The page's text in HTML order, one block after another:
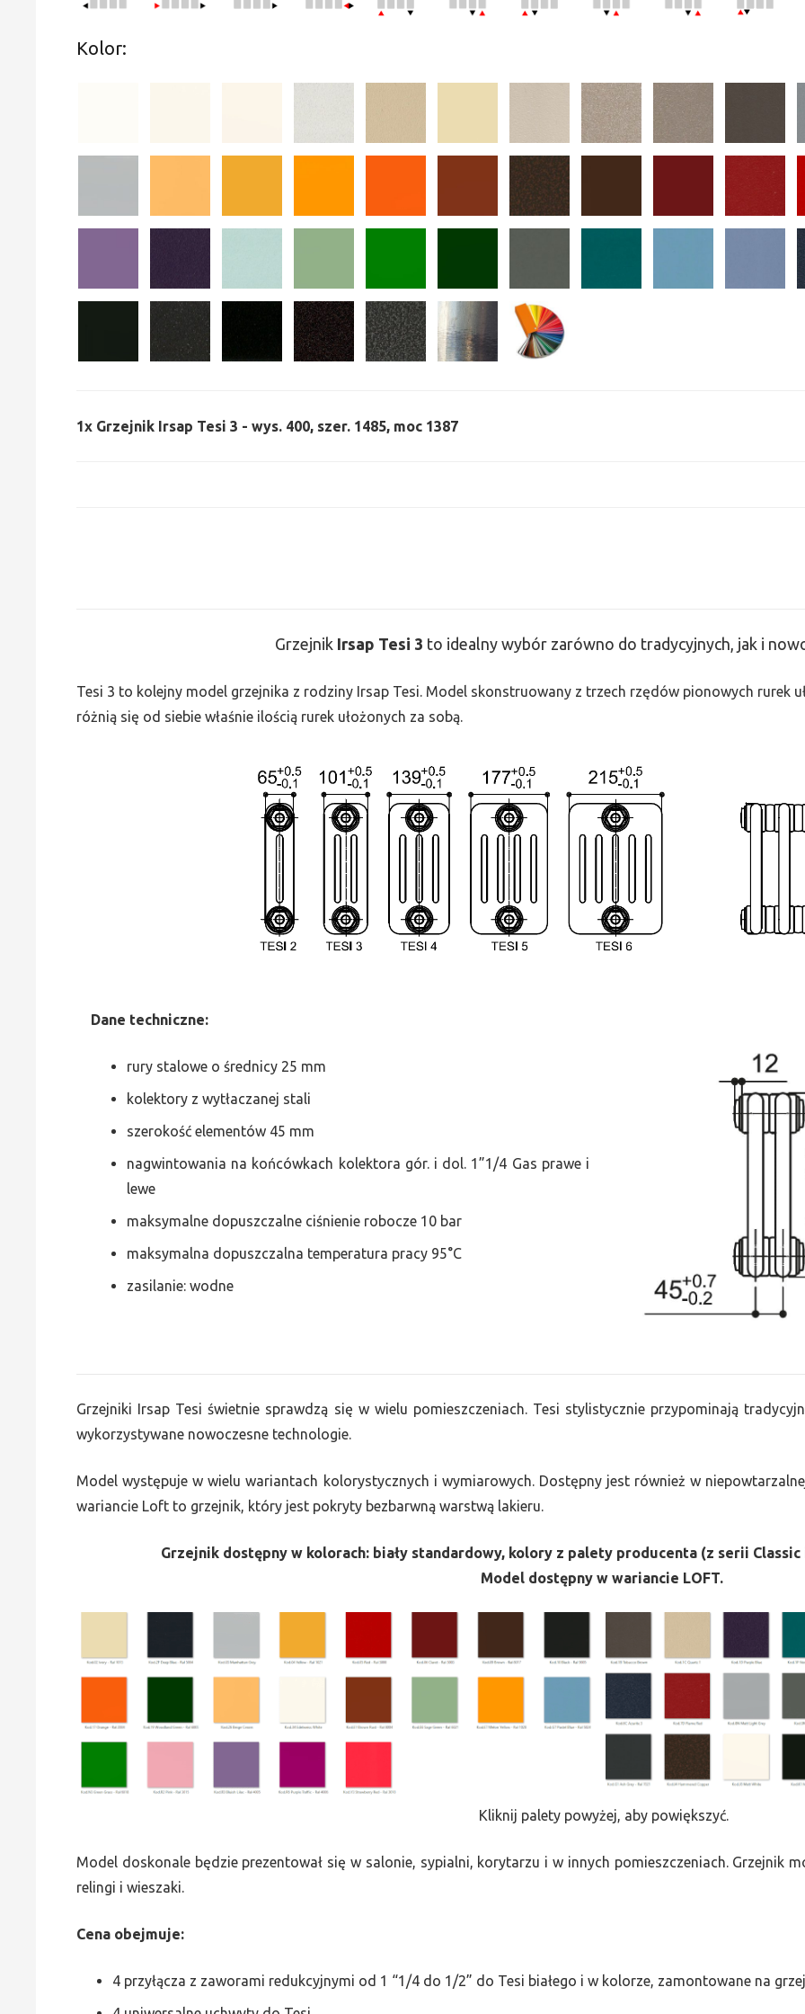
Kolor:
1x Grzejnik Irsap Tesi 3 - wys. 400, szer. 1485, moc 1387
Grzejnik Irsap Tesi 3 to idealny wybór zarówno do tradycyjnych, jak i
Tesi 3 to kolejny model grzejnika z rodziny Irsap Tesi. Model skonstruowany z trzech rzędów pionowych rurek
różnią się od siebie właśnie ilością rurek ułożonych za sobą.
Dane techniczne:
rury stalowe o średnicy 25 mm
kolektory z wytłaczanej stali
szerokość elementów 45 mm
nagwintowania na końcówkach kolektora gór. i dol. 1”1/4 Gas prawe i
lewe
maksymalne dopuszczalne ciśnienie robocze 10 bar
maksymalna dopuszczalna temperatura pracy 95°C
zasilanie: wodne
Grzejniki Irsap Tesi świetnie sprawdzą się w wielu pomieszczeniach. Tesi stylistycznie przypominają
wykorzystywane nowoczesne technologie.
Model występuje w wielu wariantach kolorystycznych i wymiarowych. Dostępny jest również w
wariancie Loft to grzejnik, który jest pokryty bezbarwną warstwą lakieru.
Grzejnik dostępny w kolorach: biały standardowy, kolory z palety producenta (z serii
Model dostępny w wariancie LOFT.
Kliknij palety powyżej, aby powiększyć.
Model doskonale będzie prezentował się w salonie, sypialni, korytarzu i w innych pomieszczeniach. Grzejnik
relingi i wieszaki.
Cena obejmuje:
4 przyłącza z zaworami redukcyjnymi od 1 “1/4 do 1/2” do Tesi białego i w kolorze, zamontowane na